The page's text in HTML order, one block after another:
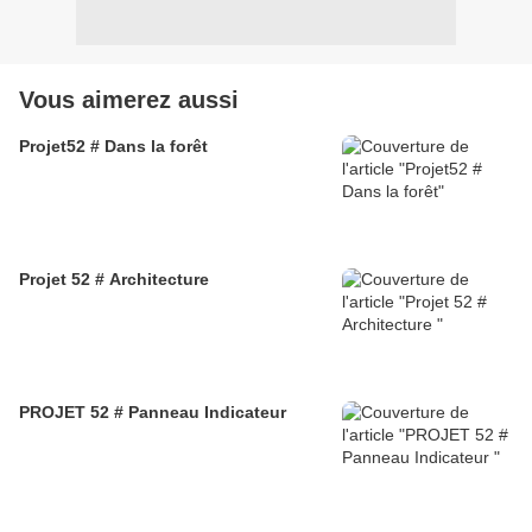
Vous aimerez aussi
Projet52 # Dans la forêt
Projet 52 # Architecture
PROJET 52 # Panneau Indicateur